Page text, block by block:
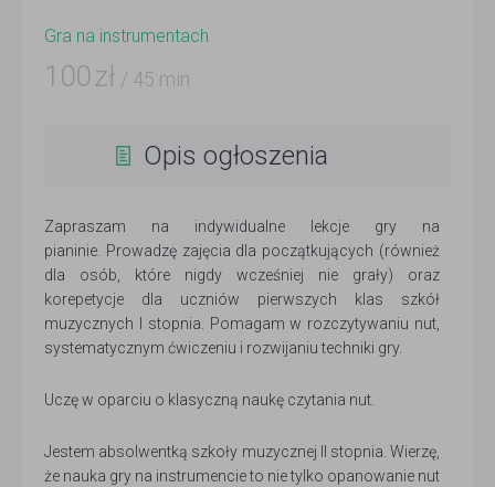
Gra na instrumentach
100 zł / 45 min
Opis ogłoszenia
Zapraszam na indywidualne lekcje gry na
pianinie. Prowadzę zajęcia dla początkujących (również
dla osób, które nigdy wcześniej nie grały) oraz
korepetycje dla uczniów pierwszych klas szkół
muzycznych I stopnia. Pomagam w rozczytywaniu nut,
systematycznym ćwiczeniu i rozwijaniu techniki gry.
Uczę w oparciu o klasyczną naukę czytania nut.
Jestem absolwentką szkoły muzycznej II stopnia. Wierzę,
że nauka gry na instrumencie to nie tylko opanowanie nut